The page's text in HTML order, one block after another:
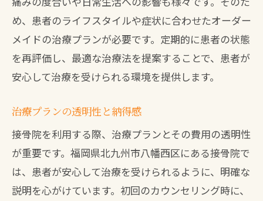
め、患者のライフスタイルや症状に合わせたオーダー
メイドの治療プランが必要です。定期的に患者の状態
を再評価し、最適な治療法を提案することで、患者が
安心して治療を受けられる環境を提供します。
治療プランの透明性と納得感
接骨院を利用する際、治療プランとその費用の透明性
が重要です。福岡県北九州市八幡西区にある接骨院で
は、患者が安心して治療を受けられるように、明確な
説明を心がけています。初回のカウンセリング時に、